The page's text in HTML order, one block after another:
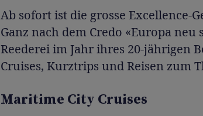
Ab sofort ist die grosse Excellence-
Ganz nach dem Credo «Europa
Reederei im Jahr ihres 20-jährigen
Cruises, Kurztrips und Reisen zum
Maritime City Cruises